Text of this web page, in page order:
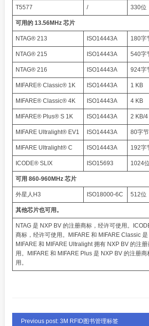
T5577 / 330位
可用的 13.56MHz 芯片
NTAG® 213 ISO14443A 180字
NTAG® 215 ISO14443A 540字
NTAG® 216 ISO14443A 924字
MIFARE® Classic® 1K ISO14443A 1 KB
MIFARE® Classic® 4K ISO14443A 4 KB
MIFARE® Plus® S 1K ISO14443A 2 KB/
MIFARE Ultralight® EV1 ISO14443A 80字节
MIFARE Ultralight® C ISO14443A 192字
ICODE® SLIX ISO15693 1024位
可用 860-960MHz 芯片
外星人H3 ISO18000-6C 512位
其他芯片也可用。
NTAG 是 NXP BV 的注册商标，经许可使用。
商标，经许可使用。MIFARE 和 MIFARE Classic
MIFARE 和 MIFARE Ultralight 拥有 NXP BV 的注
用。MIFARE 和 MIFARE Plus 是 NXP BV 的注册
用。
Previous post: 3M RFID图书管理标签